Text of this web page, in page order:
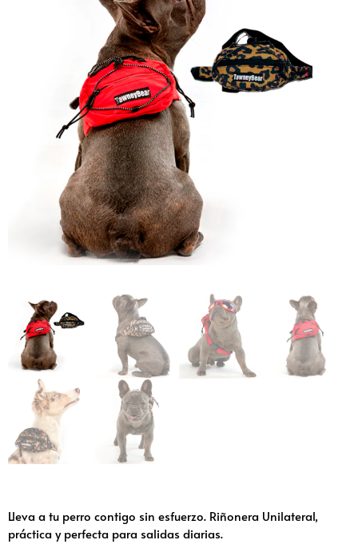
Lleva a tu perro contigo sin esfuerzo. Riñonera Unilateral,
práctica y perfecta para salidas diarias.